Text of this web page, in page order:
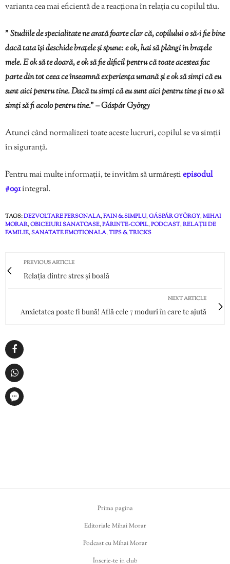
varianta cea mai eficientă de a reacționa în relația cu copilul tău.
” Studiile de specialitate ne arată foarte clar că, copilului o să-i fie bine
dacă tata își deschide brațele și spune: e ok, hai să plângi în brațele
mele. E ok să te doară, e ok să fie dificil pentru că toate acestea fac
parte din tot ceea ce înseamnă experiența umană și e ok să simți că eu
sunt aici pentru tine. Dacă tu simți că eu sunt aici pentru tine și tu o să
simți să fi acolo pentru tine.” – Gáspár György
Atunci când normalizezi toate aceste lucruri, copilul se va simții
în siguranță.
Pentru mai multe informații, te invităm să urmăreștiepisodul
#091integral.
TAGS:DEZVOLTARE PERSONALA,FAIN & SIMPLU,GÁSPÁR GYÖRGY,MIHAI
MORAR,OBICEIURI SANATOASE,PĂRINTE-COPIL,PODCAST,RELAȚII DE
FAMILIE,SANATATE EMOTIONALA,TIPS & TRICKS
PREVIOUS ARTICLE
Relația dintre stres și boală
NEXT ARTICLE
Anxietatea poate fi bună! Află cele 7 moduri în care te ajută
Prima pagina
Editoriale Mihai Morar
Podcast cu Mihai Morar
Înscrie-te in club